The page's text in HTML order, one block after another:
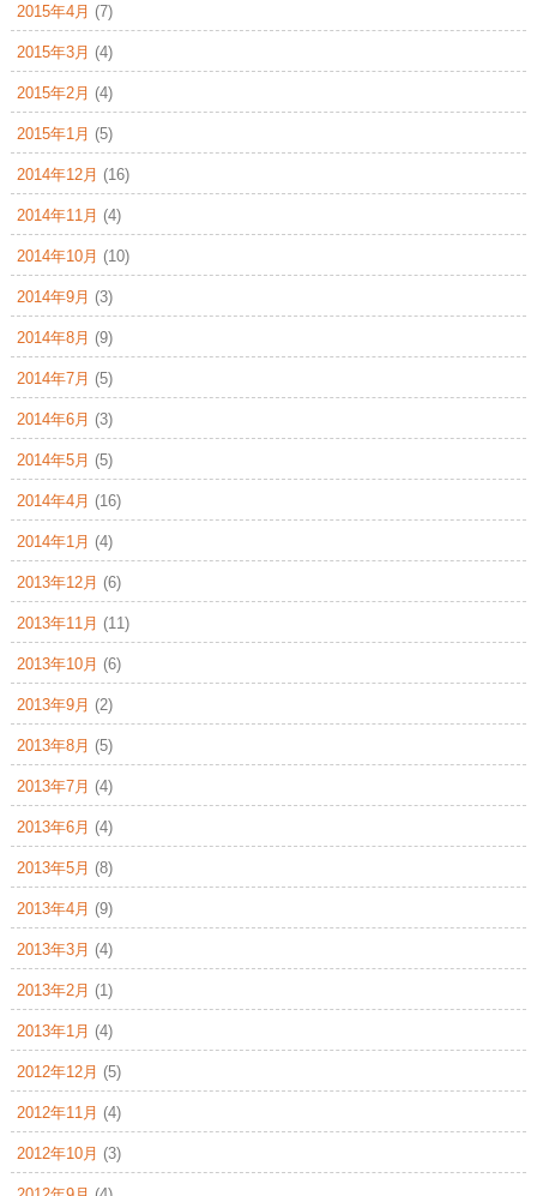
2015年4月 (7)
2015年3月 (4)
2015年2月 (4)
2015年1月 (5)
2014年12月 (16)
2014年11月 (4)
2014年10月 (10)
2014年9月 (3)
2014年8月 (9)
2014年7月 (5)
2014年6月 (3)
2014年5月 (5)
2014年4月 (16)
2014年1月 (4)
2013年12月 (6)
2013年11月 (11)
2013年10月 (6)
2013年9月 (2)
2013年8月 (5)
2013年7月 (4)
2013年6月 (4)
2013年5月 (8)
2013年4月 (9)
2013年3月 (4)
2013年2月 (1)
2013年1月 (4)
2012年12月 (5)
2012年11月 (4)
2012年10月 (3)